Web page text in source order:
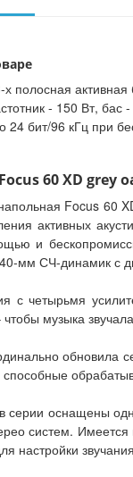
полосная
- 150 Вт,
24 бит/96 кГц при
60 XD grey
Focus 60
активных
и
мм СЧ-динамик с
с четырьмя
чтобы музыка
обновила
серии оснащены
систем.
настройки